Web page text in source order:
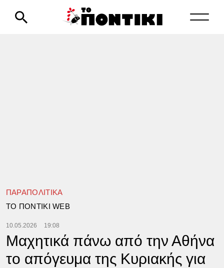
ΠΑΡΑΠΟΛΙΤΙΚΑ
TΟ ΠΟΝΤΙΚΙ WEB
10.05.2026 19:08
Μαχητικά πάνω από την Αθήνα
το απόγευμα της Κυριακής για